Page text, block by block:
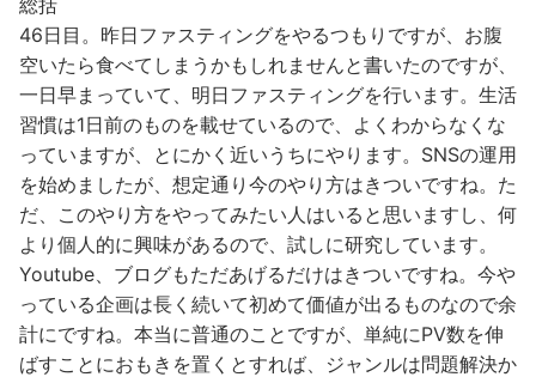
46日目。昨日ファスティングをやるつもりですが、お腹
空いたら食べてしまうかもしれませんと書いたのですが、
一日早まっていて、明日ファスティングを行います。生活
習慣は1日前のものを載せているので、よくわからなくな
っていますが、とにかく近いうちにやります。SNSの運用
を始めましたが、想定通り今のやり方はきついですね。た
だ、このやり方をやってみたい人はいると思いますし、何
より個人的に興味があるので、試しに研究しています。
Youtube、ブログもただあげるだけはきついですね。今や
っている企画は長く続いて初めて価値が出るものなので余
計にですね。本当に普通のことですが、単純にPV数を伸
ばすことにおもきを置くとすれば、ジャンルは問題解決か